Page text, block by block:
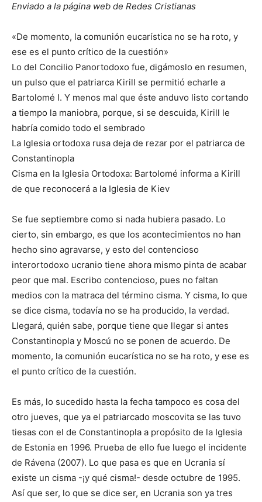
Enviado a la página web de Redes Cristianas
«De momento, la comunión eucarística no se ha roto, y
ese es el punto crítico de la cuestión»
Lo del Concilio Panortodoxo fue, digámoslo en resumen,
un pulso que el patriarca Kirill se permitió echarle a
Bartolomé I. Y menos mal que éste anduvo listo cortando
a tiempo la maniobra, porque, si se descuida, Kirill le
habría comido todo el sembrado
La Iglesia ortodoxa rusa deja de rezar por el patriarca de
Constantinopla
Cisma en la Iglesia Ortodoxa: Bartolomé informa a Kirill
de que reconocerá a la Iglesia de Kiev
Se fue septiembre como si nada hubiera pasado. Lo
cierto, sin embargo, es que los acontecimientos no han
hecho sino agravarse, y esto del contencioso
interortodoxo ucranio tiene ahora mismo pinta de acabar
peor que mal. Escribo contencioso, pues no faltan
medios con la matraca del término cisma. Y cisma, lo que
se dice cisma, todavía no se ha producido, la verdad.
Llegará, quién sabe, porque tiene que llegar si antes
Constantinopla y Moscú no se ponen de acuerdo. De
momento, la comunión eucarística no se ha roto, y ese es
el punto crítico de la cuestión.
Es más, lo sucedido hasta la fecha tampoco es cosa del
otro jueves, que ya el patriarcado moscovita se las tuvo
tiesas con el de Constantinopla a propósito de la Iglesia
de Estonia en 1996. Prueba de ello fue luego el incidente
de Rávena (2007). Lo que pasa es que en Ucrania sí
existe un cisma -¡y qué cisma!- desde octubre de 1995.
Así que ser, lo que se dice ser, en Ucrania son ya tres